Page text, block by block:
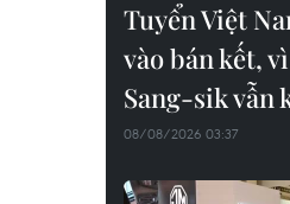
Tuyển Việt
vào bán kết,
Sang-sik vẫn
08/08/2026 03:37